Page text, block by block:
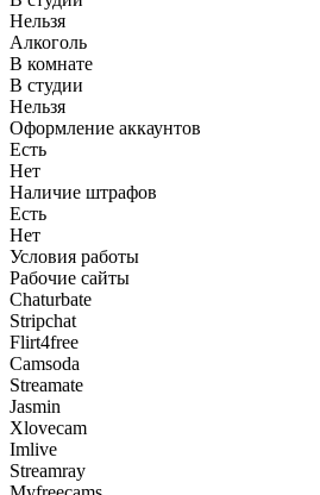
Нельзя
Алкоголь
В комнате
В студии
Нельзя
Оформление аккаунтов
Есть
Нет
Наличие штрафов
Есть
Нет
Условия работы
Рабочие сайты
Chaturbate
Stripchat
Flirt4free
Camsoda
Streamate
Jasmin
Xlovecam
Imlive
Streamray